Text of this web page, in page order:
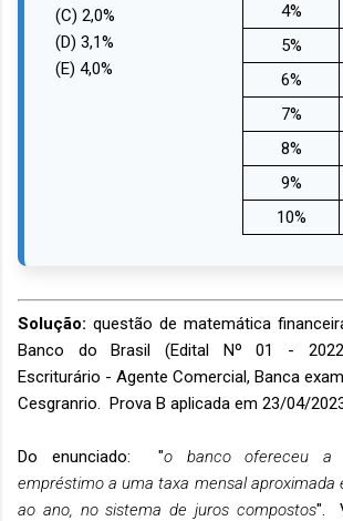
(C) 2,0%
(D) 3,1%
(E) 4,0%
4%
5%
6%
7%
8%
9%
10%
Solução: questão de matemática
Banco do Brasil (Edital Nº 01 -
Escriturário - Agente Comercial, Banca
Cesgranrio. Prova B aplicada em 23/04/
Do enunciado: "o banco ofereceu a
empréstimo a uma taxa mensal aproximada
ao ano, no sistema de juros compostos".